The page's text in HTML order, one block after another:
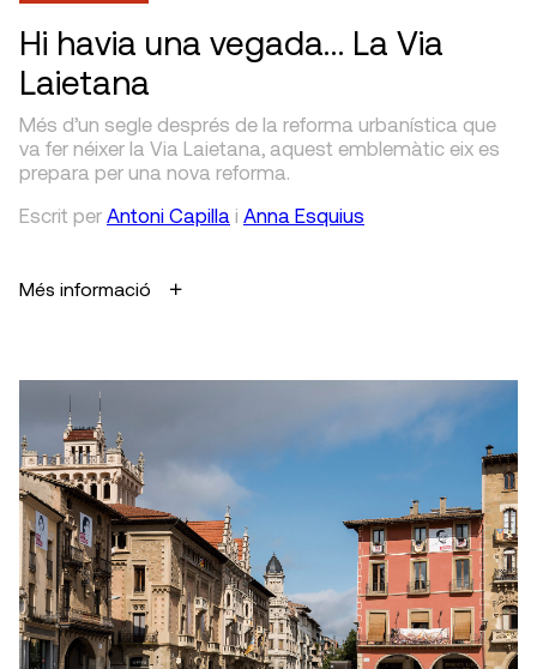
Hi havia una vegada… La Via
Laietana
Més d’un segle després de la reforma urbanística que
va fer néixer la Via Laietana, aquest emblemàtic eix es
prepara per una nova reforma.
Escrit per Antoni Capilla i Anna Esquius
Més informació